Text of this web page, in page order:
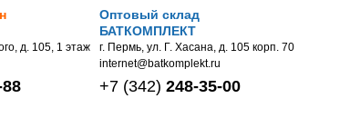
д. 105, 1 этаж
Оптовый склад
БАТКОМПЛЕКТ
г. Пермь, ул. Г. Хасана, д. 105 корп. 70
internet@batkomplekt.ru
+7 (342) 248-35-00